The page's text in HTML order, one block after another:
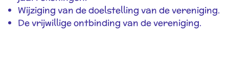
Wijziging van de doelstelling van de vereniging.
De vrijwillige ontbinding van de vereniging.